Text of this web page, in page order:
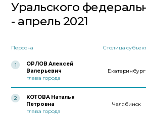
Уральского
- апрель 2021
Персона Столица
1
ОРЛОВ Алексей
Валерьевич
глава города
Екатеринбург
2
КОТОВА Наталья
Петровна
глава города
Челябинск